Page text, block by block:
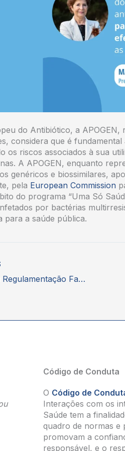
do Antibiótico, a
considera que é
os riscos associados à sua
A APOGEN, enquanto
genéricos e biossimilares,
pela European Commission
do programa “Uma Só
por bactérias
para a saúde pública.
Reforma na Regulamentação Farmacêutica da UE e o Impacto nos Sistemas de Saúde
Código de Conduta
O Código de
Interações com os
Saúde tem a
quadro de normas e
promovam a
responsável, e o